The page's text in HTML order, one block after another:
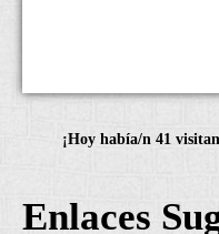
¡Hoy había/n 41
Enlaces